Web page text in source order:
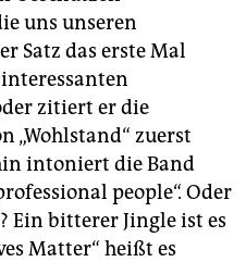
uns unseren
Satz das erste Mal
zitiert er die
„Wohlstand“ zuerst
intoniert die Band
people“. Oder
Ein bitterer Jingle ist es
Matter“ heißt es